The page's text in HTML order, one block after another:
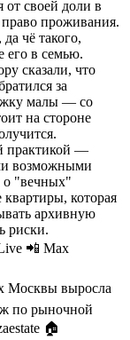
от своей доли в
право проживания.
чё такого,
его в семью.
сказали, что
за
малы — со
на стороне
практикой —
возможными
о "вечных"
которая
архивную
риски.
📲 Max
Москвы выросла
по рыночной
🏠